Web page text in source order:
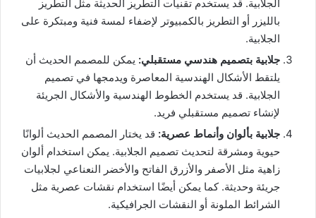
الجلابية. قد يستخدم تقنيات التطريز الحديثة مثل التطريز
بالليزر أو التطريز بالكمبيوتر لإضفاء لمسة فنية ومبتكرة على
الجلابية.
جلابية بتصميم هندسي مستقبلي: يمكن للمصمم الحديث أن
يلتقط الأشكال الهندسية المعاصرة ويدمجها في تصميم
الجلابية. قد يستخدم الخطوط الهندسية والأشكال الجريئة
لإنشاء تصميم مستقبلي فريد.
جلابية بألوان وأنماط عصرية: قد يختار المصمم الحديث ألوانًا
حيوية ومشرقة لتحديث تصميم الجلابية. يمكن استخدام ألوان
زاهية مثل الأصفر والأزرق الفاتح والأخضر النعناعي لجلابيات
جريئة وحديثة. كما يمكن أيضًا استخدام نقشات عصرية مثل
الشرائط الملونة أو النقشات الجرافيكية.